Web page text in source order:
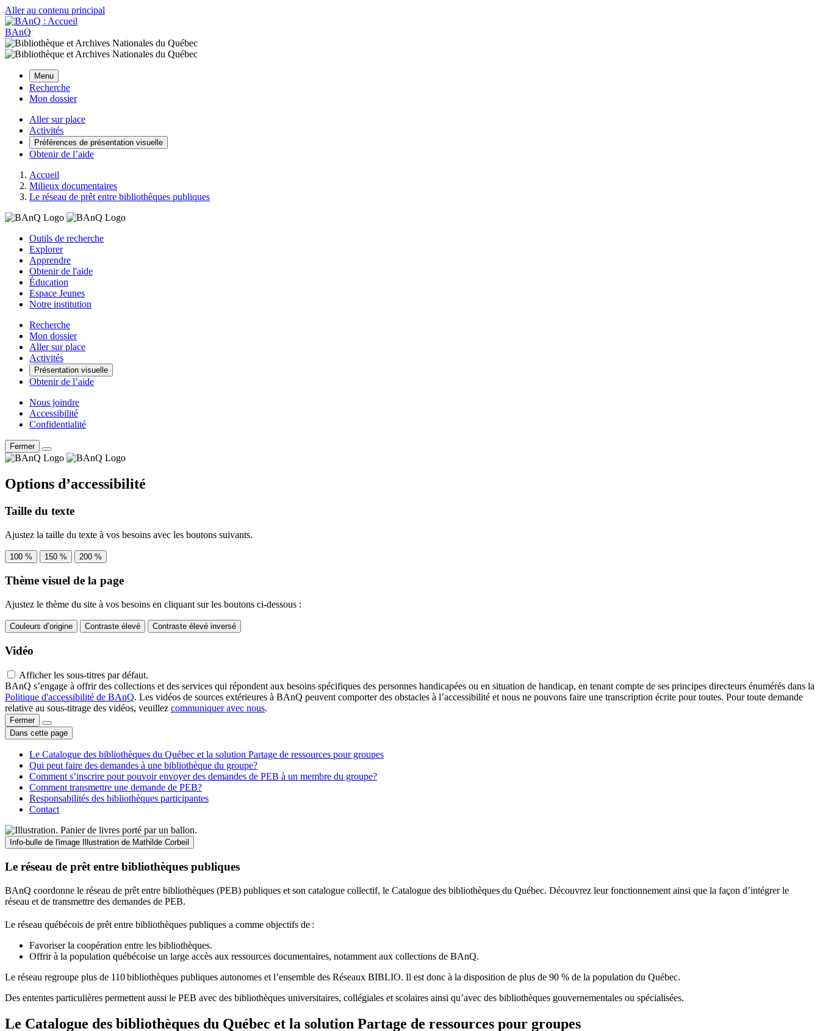
Aller au contenu principal
BAnQ
Menu
Recherche
Mon dossier
Aller sur place
Activités
Préférences de présentation visuelle
Obtenir de l’aide
Accueil
Milieux documentaires
Le réseau de prêt entre bibliothèques publiques
Outils de recherche
Explorer
Apprendre
Obtenir de l'aide
Éducation
Espace Jeunes
Notre institution
Recherche
Mon dossier
Aller sur place
Activités
Présentation visuelle
Obtenir de l’aide
Nous joindre
Accessibilité
Confidentialité
Fermer
Options d’accessibilité
Taille du texte
Ajustez la taille du texte à vos besoins avec les boutons suivants.
100 % 150 % 200 %
Thème visuel de la page
Ajustez le thème du site à vos besoins en cliquant sur les boutons ci-dessous :
Couleurs d’origine Contraste élevé Contraste élevé inversé
Vidéo
Afficher les sous-titres par défaut.
BAnQ s’engage à offrir des collections et des services qui répondent aux besoins spécifiques des personnes handicapées ou en situation de handicap, en tenant compte de ses principes directeurs énumérés dans la
Politique d'accessibilité de BAnQ. Les vidéos de sources extérieures à BAnQ peuvent comporter des obstacles à l’accessibilité et nous ne pouvons faire une transcription écrite pour toutes. Pour toute demande
relative au sous-titrage des vidéos, veuillez communiquer avec nous.
Fermer
Dans cette page
Le Catalogue des bibliothèques du Québec et la solution Partage de ressources pour groupes
Qui peut faire des demandes à une bibliothèque du groupe?
Comment s’inscrire pour pouvoir envoyer des demandes de PEB à un membre du groupe?
Comment transmettre une demande de PEB?
Responsabilités des bibliothèques participantes
Contact
Info-bulle de l'image Illustration de Mathilde Corbeil
Le réseau de prêt entre bibliothèques publiques
BAnQ coordonne le réseau de prêt entre bibliothèques (PEB) publiques et son catalogue collectif, le Catalogue des bibliothèques du Québec. Découvrez leur fonctionnement ainsi que la façon d’intégrer le
réseau et de transmettre des demandes de PEB.
Le réseau québécois de prêt entre bibliothèques publiques a comme objectifs de :
Favoriser la coopération entre les bibliothèques.
Offrir à la population québécoise un large accès aux ressources documentaires, notamment aux collections de BAnQ.
Le réseau regroupe plus de 110bibliothèques publiques autonomes et l’ensemble des Réseaux BIBLIO. Il est donc à la disposition de plus de 90 % de la population du Québec.
Des ententes particulières permettent aussi le PEB avec des bibliothèques universitaires, collégiales et scolaires ainsi qu’avec des bibliothèques gouvernementales ou spécialisées.
Le Catalogue des bibliothèques du Québec et la solution Partage de ressources pour groupes